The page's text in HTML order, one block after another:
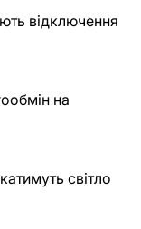
відключення
на
світло